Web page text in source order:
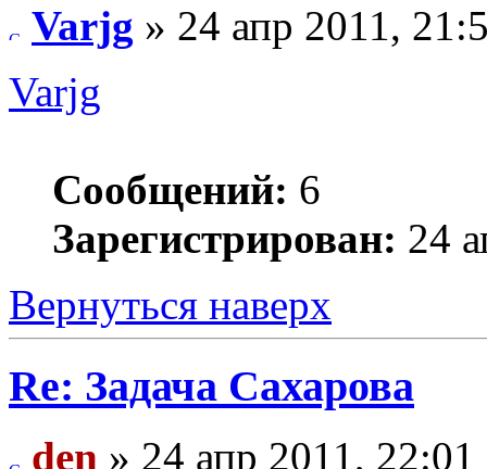
Varjg » 24 апр 2011,
Varjg
Сообщений: 6
Зарегистрирован: 24
Вернуться наверх
Re: Задача Сахарова
den » 24 апр 2011, 22:01